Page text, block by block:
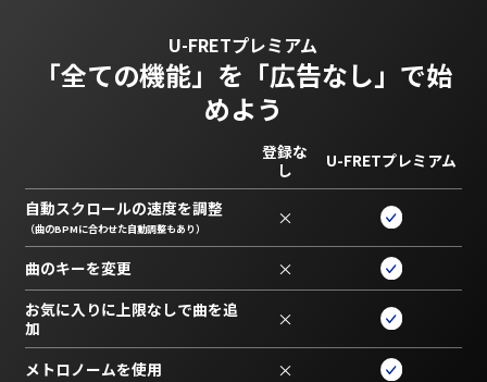
U-FRETプレミアム
「全ての機能」を 「広告なし」で始
めよう
登録な
し
U-FRETプレミアム
自動スクロールの速度を調整
（曲のBPMに合わせた自動調整もあり） ×
曲のキーを変更 ×
お気に入りに上限なしで曲を追
加
×
メトロノームを使用 ×